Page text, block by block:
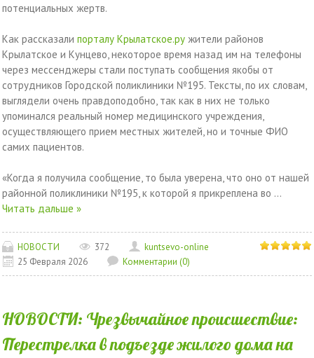
потенциальных жертв.
Как рассказали порталу Крылатское.ру жители районов
Крылатское и Кунцево, некоторое время назад им на телефоны
через мессенджеры стали поступать сообщения якобы от
сотрудников Городской поликлиники №195. Тексты, по их словам,
выглядели очень правдоподобно, так как в них не только
упоминался реальный номер медицинского учреждения,
осуществляющего прием местных жителей, но и точные ФИО
самих пациентов.
«Когда я получила сообщение, то была уверена, что оно от нашей
районной поликлиники №195, к которой я прикреплена во ...
Читать дальше »
НОВОСТИ 372
kuntsevo-online
25 Февраля 2026
Комментарии (0)
НОВОСТИ: Чрезвычайное происшествие:
Перестрелка в подъезде жилого дома на